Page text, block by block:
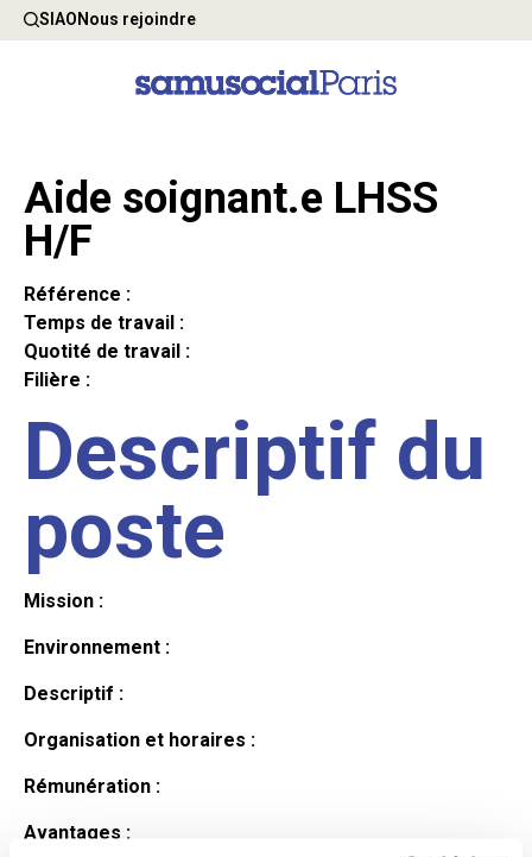
SIAONous rejoindre
Aide soignant.e LHSS
H/F
Référence :
Temps de travail :
Quotité de travail :
Filière :
Descriptif du
poste
Mission :
Environnement :
Descriptif :
Organisation et horaires :
Rémunération :
Avantages :